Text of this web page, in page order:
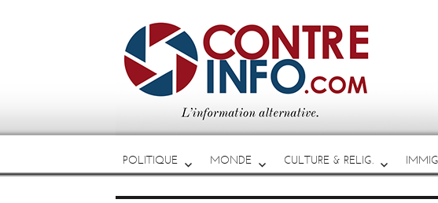
POLITIQUE MONDE CULTURE & RELIG.